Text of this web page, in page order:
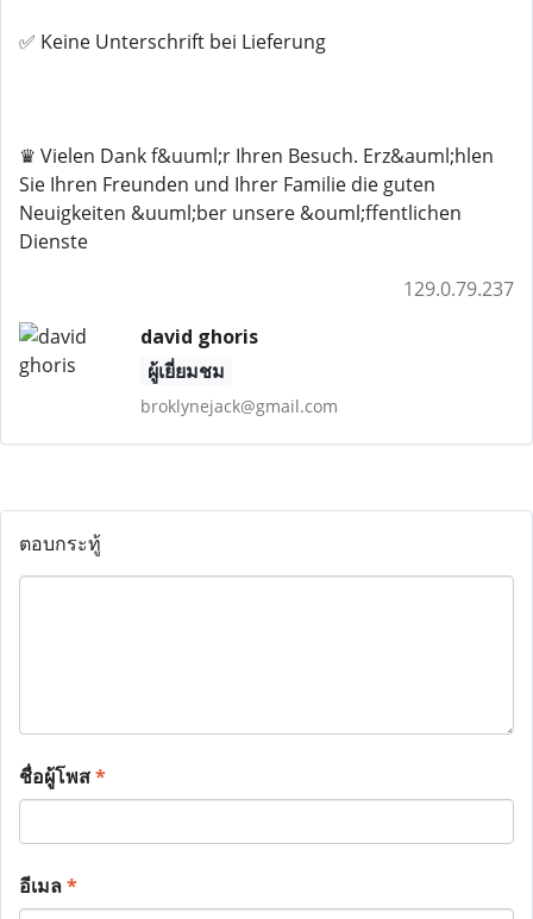
✅ Keine Unterschrift bei Lieferung
♛ Vielen Dank f&uuml;r Ihren Besuch. Erz&auml;hlen
Sie Ihren Freunden und Ihrer Familie die guten
Neuigkeiten &uuml;ber unsere &ouml;ffentlichen
Dienste
129.0.79.237
david ghoris
ผู้เยี่ยมชม
broklynejack@gmail.com
ตอบกระทู้
ชื่อผู้โพส*
อีเมล*